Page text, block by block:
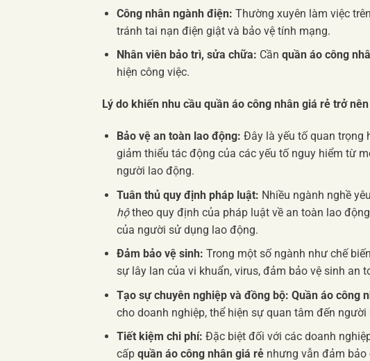
Công nhân ngành điện: Thường xuyên làm việc
tránh tai nạn điện giật và bảo vệ tính mạng.
Nhân viên bảo trì, sửa chữa: Cần quần áo công
hiện công việc.
Lý do khiến nhu cầu quần áo công nhân giá rẻ trở
Bảo vệ an toàn lao động: Đây là yếu tố quan trọng
giảm thiểu tác động của các yếu tố nguy hiểm từ
người lao động.
Tuân thủ quy định pháp luật: Nhiều ngành nghề
hộtheo quy định của pháp luật về an toàn lao
của người sử dụng lao động.
Đảm bảo vệ sinh: Trong một số ngành như chế
sự lây lan của vi khuẩn, virus, đảm bảo vệ sinh an
Tạo sự chuyên nghiệp và đồng bộ: Quần áo công
cho doanh nghiệp, thể hiện sự quan tâm đến
Tiết kiệm chi phí: Đặc biệt đối với các doanh
cấp quần áo công nhân giá rẻnhưng vẫn đảm bảo